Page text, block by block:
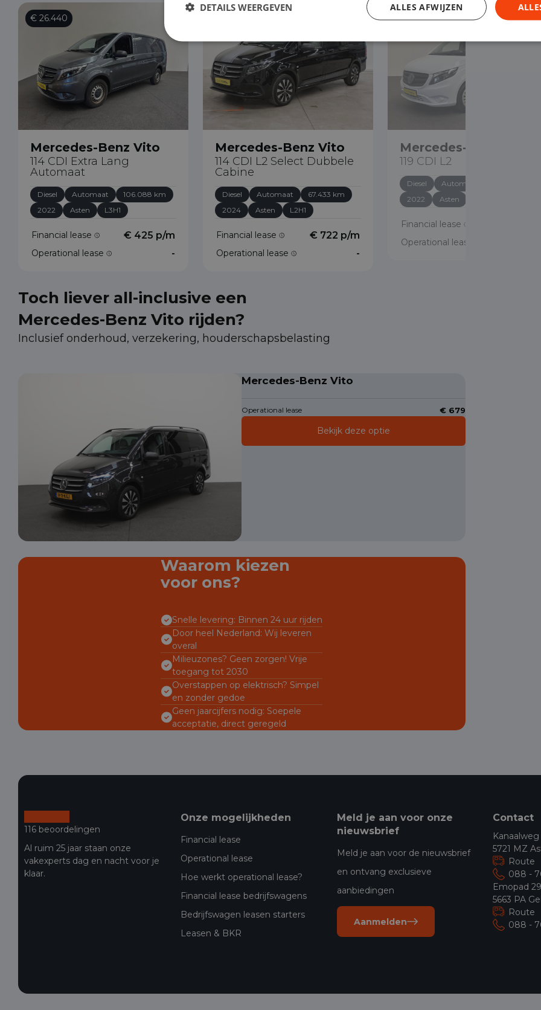
€ 26.440
Mercedes-Benz Vito
114 CDI Extra Lang
Automaat
Diesel Automaat
106.088 km
2022
Asten L3H1
Financial lease € 425 p/m
Operational lease -
Mercedes-Benz Vito
114 CDI L2 Select Dubbele
Cabine
Diesel Automaat
67.433 km
2024
Asten L2H1
Financial lease € 722 p/m
Operational lease -
€ 28.890
Mercedes-Benz Vito
119 CDI L2
Diesel Automaat
2022
Asten
Financial lease
Operational lease
Toch liever all-inclusive een
Mercedes-Benz Vito rijden?
Inclusief onderhoud, verzekering, houderschapsbelasting
Mercedes-Benz Vito
Operational lease € 679
Bekijk deze optie
Waarom kiezen
voor ons?
Snelle levering: Binnen 24 uur rijden
Door heel Nederland: Wij leveren
overal
Milieuzones? Geen zorgen! Vrije
toegang tot 2030
Overstappen op elektrisch? Simpel
en zonder gedoe
Geen jaarcijfers nodig: Soepele
acceptatie, direct geregeld
116 beoordelingen
Al ruim 25 jaar staan onze
vakexperts dag en nacht voor je
klaar.
Onze mogelijkheden
Financial lease
Operational lease
Hoe werkt operational lease?
Financial lease bedrijfswagens
Bedrijfswagen leasen starters
Leasen & BKR
Meld je aan voor onze
nieuwsbrief
Meld je aan voor de nieuwsbrief
en ontvang exclusieve
aanbiedingen
Aanmelden
Contact
5721 MZ
Route
088 -
Emopad
5663 PA
Route
088 -
ALLES AFWIJZEN
DETAILS WEERGEVEN